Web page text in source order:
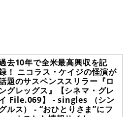
去10年で全米最高興収を記
！ ニコラス・ケイジの怪演が
題のサスペンススリラー『ロ
ングレッグス』【シネマ・グレ
File.069】 - singles （シン
ルス） - “おひとりさま”にフ